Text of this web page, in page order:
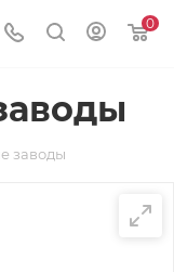
0
заводы